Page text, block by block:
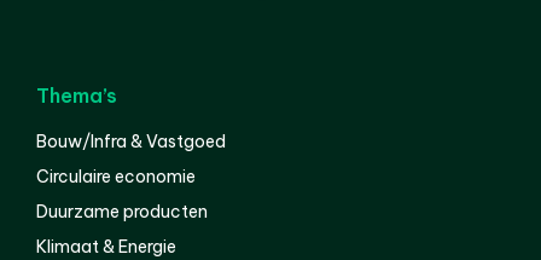
Thema’s
Bouw/Infra & Vastgoed
Circulaire economie
Duurzame producten
Klimaat & Energie